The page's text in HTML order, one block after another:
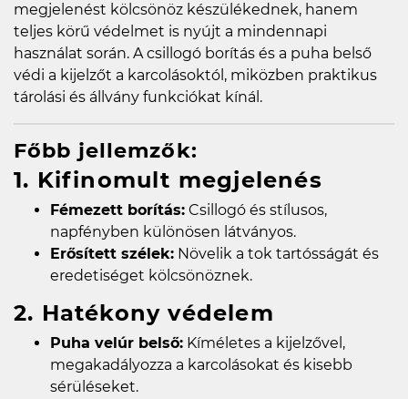
megjelenést kölcsönöz készülékednek, hanem
teljes körű védelmet is nyújt a mindennapi
használat során. A csillogó borítás és a puha belső
védi a kijelzőt a karcolásoktól, miközben praktikus
tárolási és állvány funkciókat kínál.
Főbb jellemzők:
1. Kifinomult megjelenés
Fémezett borítás: Csillogó és stílusos,
napfényben különösen látványos.
Erősített szélek: Növelik a tok tartósságát és
eredetiséget kölcsönöznek.
2. Hatékony védelem
Puha velúr belső: Kíméletes a kijelzővel,
megakadályozza a karcolásokat és kisebb
sérüléseket.